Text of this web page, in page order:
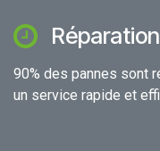
90% des pannes sont
un service rapide et